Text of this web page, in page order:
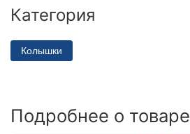
Категория
Колышки
Подробнее о товаре